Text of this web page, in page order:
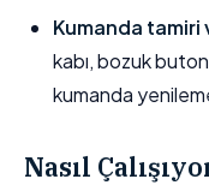
Kumanda tamiri
kabı, bozuk
kumanda
Nasıl